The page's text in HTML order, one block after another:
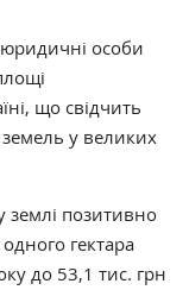
особи
що свідчить
земель у великих
землі позитивно
гектара
до 53,1 тис. грн